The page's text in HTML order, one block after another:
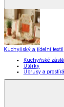
Kuchyňský a jídelní textil
Kuchyňské
Utěrky
Ubrusy a